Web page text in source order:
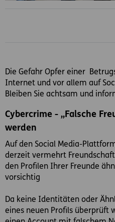
Die Gefahr Opfer einer
Internet und vor allem auf
Bleiben Sie achtsam und
Cybercrime - ,,Falsche
werden
Auf den Social Media-
derzeit vermehrt
den Profilen Ihrer Freunde
vorsichtig
Da keine Identitäten oder
eines neuen Profils überprüft